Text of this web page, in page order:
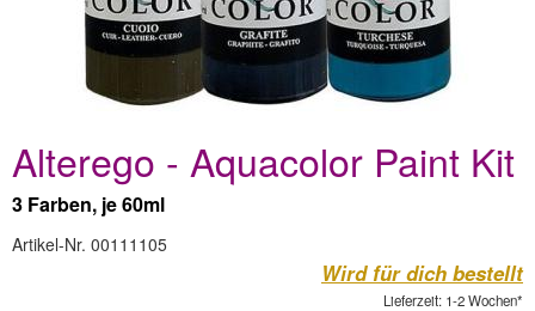
Alterego - Aquacolor Paint Kit
3 Farben, je 60ml
Artikel-Nr. 00111105
Wird für dich bestellt
Lieferzeit: 1-2 Wochen*